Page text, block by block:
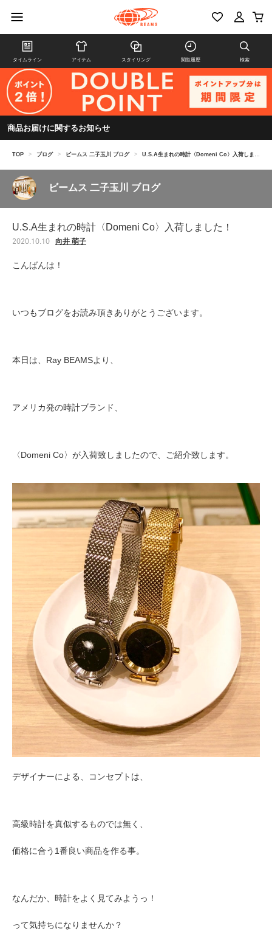
タイムライン アイテム スタイリング 閲覧履歴 検索
商品お届けに関するお知らせ
TOP > ブログ > ビームス 二子玉川 ブログ > U.S.A生まれの時計〈Domeni Co〉入荷しました！
ビームス 二子玉川 ブログ
U.S.A生まれの時計〈Domeni Co〉入荷しました！
2020.10.10 向井 萌子
こんばんは！
いつもブログをお読み頂きありがとうございます。
本日は、Ray BEAMSより、
アメリカ発の時計ブランド、
〈Domeni Co〉が入荷致しましたので、ご紹介致します。
デザイナーによる、コンセプトは、
高級時計を真似するものでは無く、
価格に合う1番良い商品を作る事。
なんだか、時計をよく見てみようっ！
って気持ちになりませんか？